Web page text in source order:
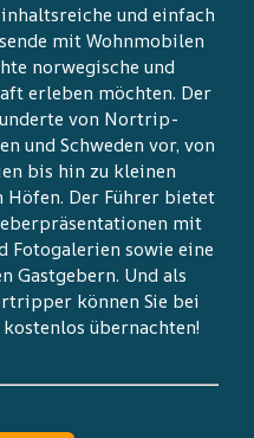
und einfach
mit Wohnmobilen
norwegische und
erleben möchten. Der
von Nortrip-
und Schweden vor, von
bis hin zu kleinen
Höfen. Der Führer bietet
mit
sowie eine
Gastgebern. Und als
können Sie bei
übernachten!